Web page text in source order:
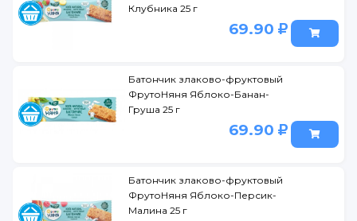
Клубника 25 г
69.90
Батончик злаково-фруктовый
ФрутоНяня Яблоко-Банан-
Груша 25 г
69.90
Батончик злаково-фруктовый
ФрутоНяня Яблоко-Персик-
Малина 25 г